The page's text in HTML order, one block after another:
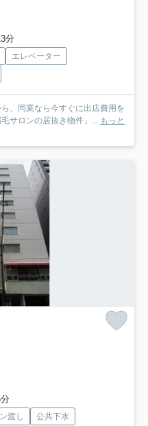
分
エレベーター
、同業なら今すぐに出店費用を
サロンの居抜き物件」... もっと
渡し
公共下水